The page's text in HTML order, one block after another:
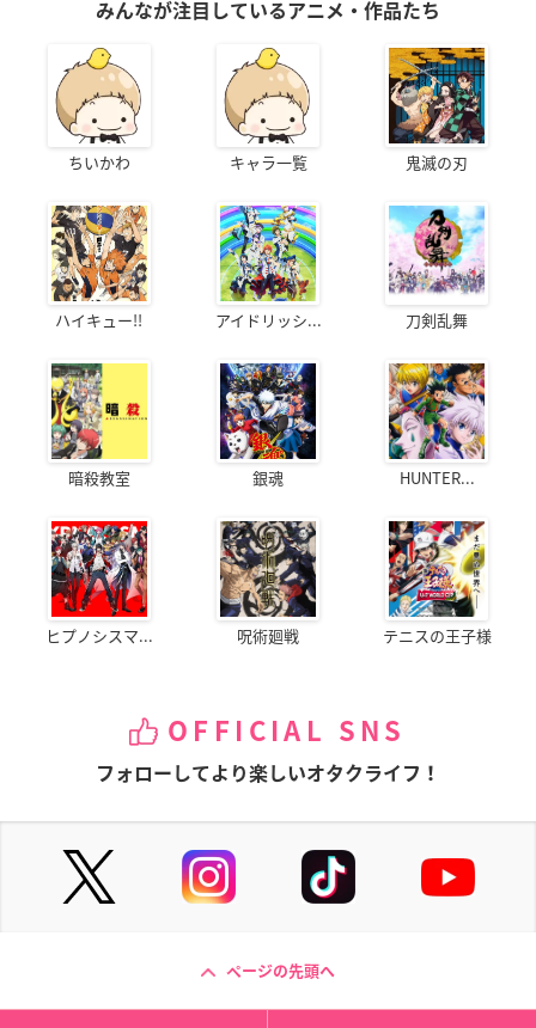
みんなが注目しているアニメ・作品たち
ちいかわ キャラ一覧 鬼滅の刃
ハイキュー!! アイドリッシ... 刀剣乱舞
暗殺教室 銀魂 HUNTER...
ヒプノシスマ... 呪術廻戦 テニスの王子様
OFFICIAL SNS
フォローしてより楽しいオタクライフ！
ページの先頭へ